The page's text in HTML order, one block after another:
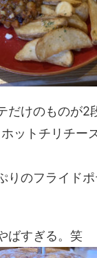
だけのものが2
ットチリチー
りのフライド
ばすぎる。笑